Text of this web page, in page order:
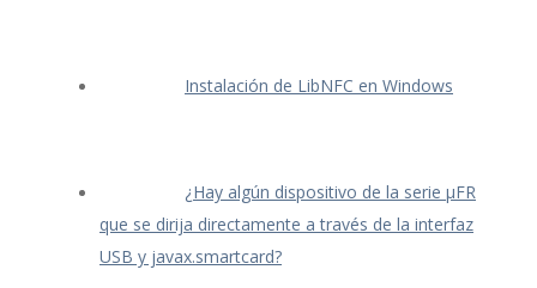
Instalación de LibNFC en Windows
¿Hay algún dispositivo de la serie μFR
que se dirija directamente a través de la interfaz
USB y javax.smartcard?